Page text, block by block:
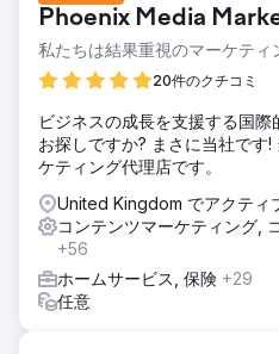
長に焦点を当てていました。目
年 1 月までの 2 年間でオーガニ
ッションを改善することでした。
Digitlab は、ソート リーダーシ
切に構造化された内部リンク
クライアントの SEO パフォー
を向上させました。このアプロ
のニッチ分野の権威として位置
おける発見可能性と関連性を強
結果
その結果は驚くべきもので、ク
Phoenix Media
私たちは結果重視のマーケティ
20件のクチコミ
ビジネスの成長を支援する国
お探しですか? まさに当社です
ケティング代理店です。
United Kingdom でアクティ
コンテンツマーケティング,
+56
ホームサービス, 保険 +29
任意